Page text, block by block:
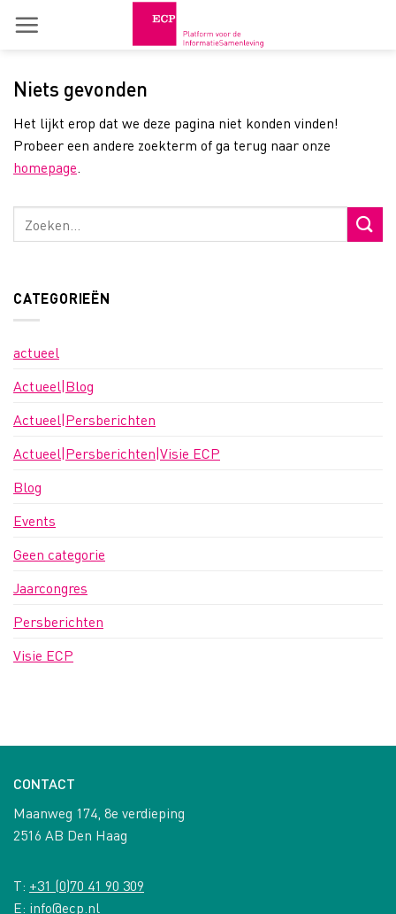
Niets gevonden
Het lijkt erop dat we deze pagina niet konden vinden!
Probeer een andere zoekterm of ga terug naar onze
homepage
CATEGORIEËN
actueel
Actueel|Blog
Actueel|Persberichten
Actueel|Persberichten|Visie ECP
Blog
Events
Geen categorie
Jaarcongres
Persberichten
Visie ECP
CONTACT
Maanweg 174, 8e verdieping
2516 AB Den Haag
T: +31 (0)70 41 90 309
E: info@ecp.nl